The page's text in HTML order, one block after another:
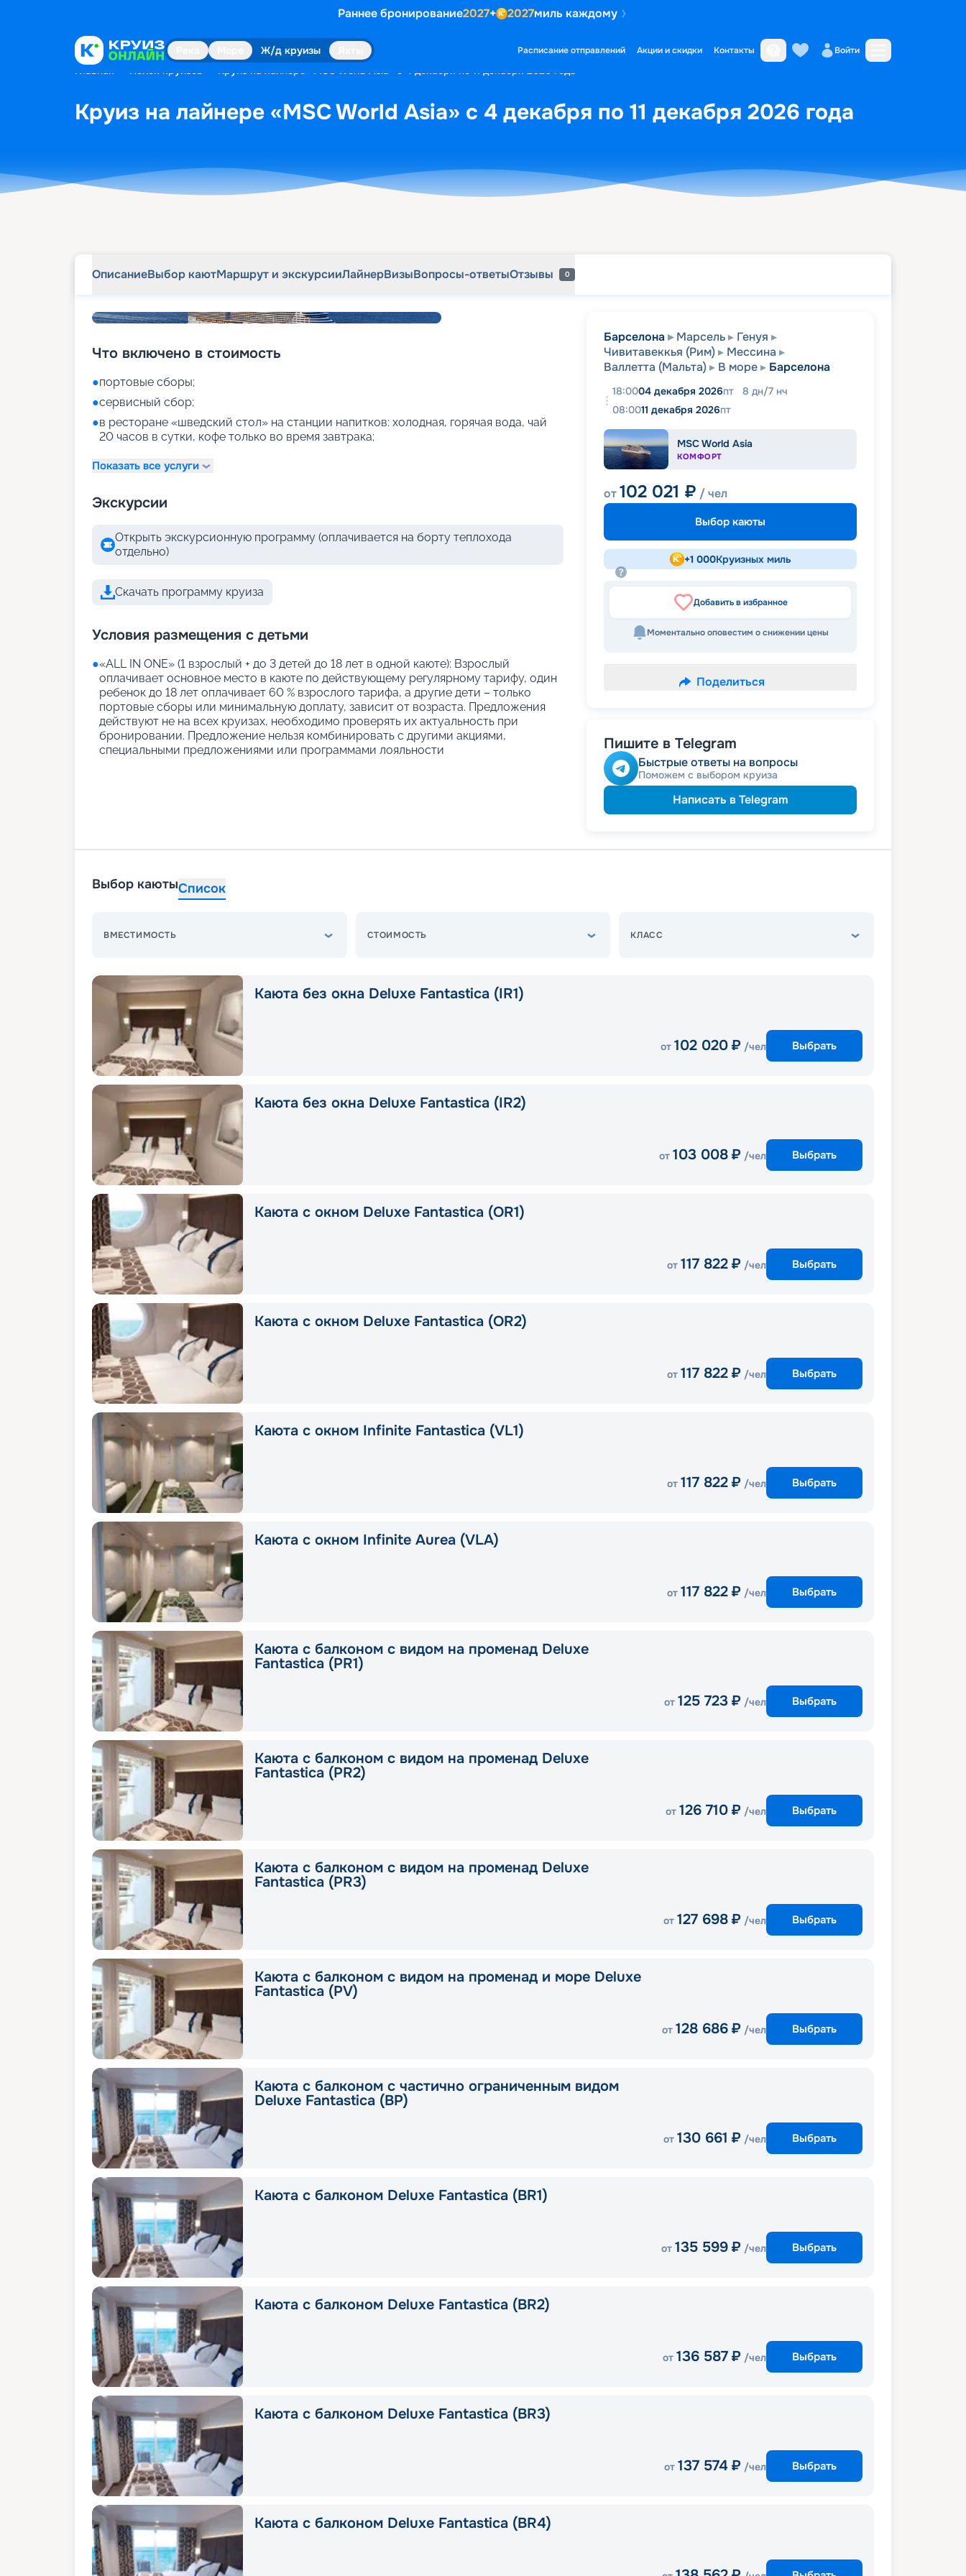
Раннее бронирование2027+ 2027миль каждому
Ж/д круизы Расписание отправлений Акции и скидки Контакты Войти
Главная Поиск круизов Круиз на лайнере «MSC World Asia» с 4 декабря по 11 декабря 2026 года
Круиз на лайнере «MSC World Asia» с 4 декабря по 11 декабря 2026 года
ОписаниеВыбор каютМаршрут и экскурсииЛайнерВизыВопросы-ответыОтзывы 0
Что включено в стоимость
●портовые сборы;
●сервисный сбор;
●в ресторане «шведский стол» на станции напитков: холодная, горячая вода, чай
20 часов в сутки, кофе только во время завтрака;
Показать все услуги
Экскурсии
Открыть экскурсионную программу (оплачивается на борту теплохода
отдельно)
Скачать программу круиза
Условия размещения с детьми
●«АLL IN ONE» (1 взрослый + до 3 детей до 18 лет в одной каюте): Взрослый
оплачивает основное место в каюте по действующему регулярному тарифу, один
ребенок до 18 лет оплачивает 60 % взрослого тарифа, а другие дети – только
портовые сборы или минимальную доплату, зависит от возраста. Предложения
действуют не на всех круизах, необходимо проверять их актуальность при
бронировании. Предложение нельзя комбинировать с другими акциями,
специальными предложениями или программами лояльности
Барселона Марсель
Генуя
Чивитавеккья (Рим)
Мессина
Валлетта (Мальта)
В море Барселона
18:0004 декабря 2026пт 8 дн/7 нч
08:0011 декабря 2026пт
MSC World Asia
КОМФОРТ
от102 021 ₽ / чел
Выбор каюты
+1 000Круизных миль
Добавить в избранное
Моментально оповестим о снижении цены
Поделиться
Пишите в Telegram
Быстрые ответы на вопросы
Поможем с выбором круиза
Написать в Telegram
Выбор каютыСписок
ВМЕСТИМОСТЬ СТОИМОСТЬ КЛАСС
Каюта без окна Deluxe Fantastica (IR1)
от 102 020 ₽ /чел Выбрать
Каюта без окна Deluxe Fantastica (IR2)
от 103 008 ₽ /чел Выбрать
Каюта с окном Deluxe Fantastica (OR1)
от 117 822 ₽ /чел Выбрать
Каюта с окном Deluxe Fantastica (OR2)
от 117 822 ₽ /чел Выбрать
Каюта с окном Infinite Fantastica (VL1)
от 117 822 ₽ /чел Выбрать
Каюта с окном Infinite Aurea (VLA)
от 117 822 ₽ /чел Выбрать
Каюта с балконом с видом на променад Deluxe
Fantastica (PR1)
от 125 723 ₽ /чел Выбрать
Каюта с балконом с видом на променад Deluxe
Fantastica (PR2)
от 126 710 ₽ /чел Выбрать
Каюта с балконом с видом на променад Deluxe
Fantastica (PR3)
от 127 698 ₽ /чел Выбрать
Каюта с балконом с видом на променад и море Deluxe
Fantastica (PV)
от 128 686 ₽ /чел Выбрать
Каюта с балконом с частично ограниченным видом
Deluxe Fantastica (BP)
от 130 661 ₽ /чел Выбрать
Каюта с балконом Deluxe Fantastica (BR1)
от 135 599 ₽ /чел Выбрать
Каюта с балконом Deluxe Fantastica (BR2)
от 136 587 ₽ /чел Выбрать
Каюта с балконом Deluxe Fantastica (BR3)
от 137 574 ₽ /чел Выбрать
Каюта с балконом Deluxe Fantastica (BR4)